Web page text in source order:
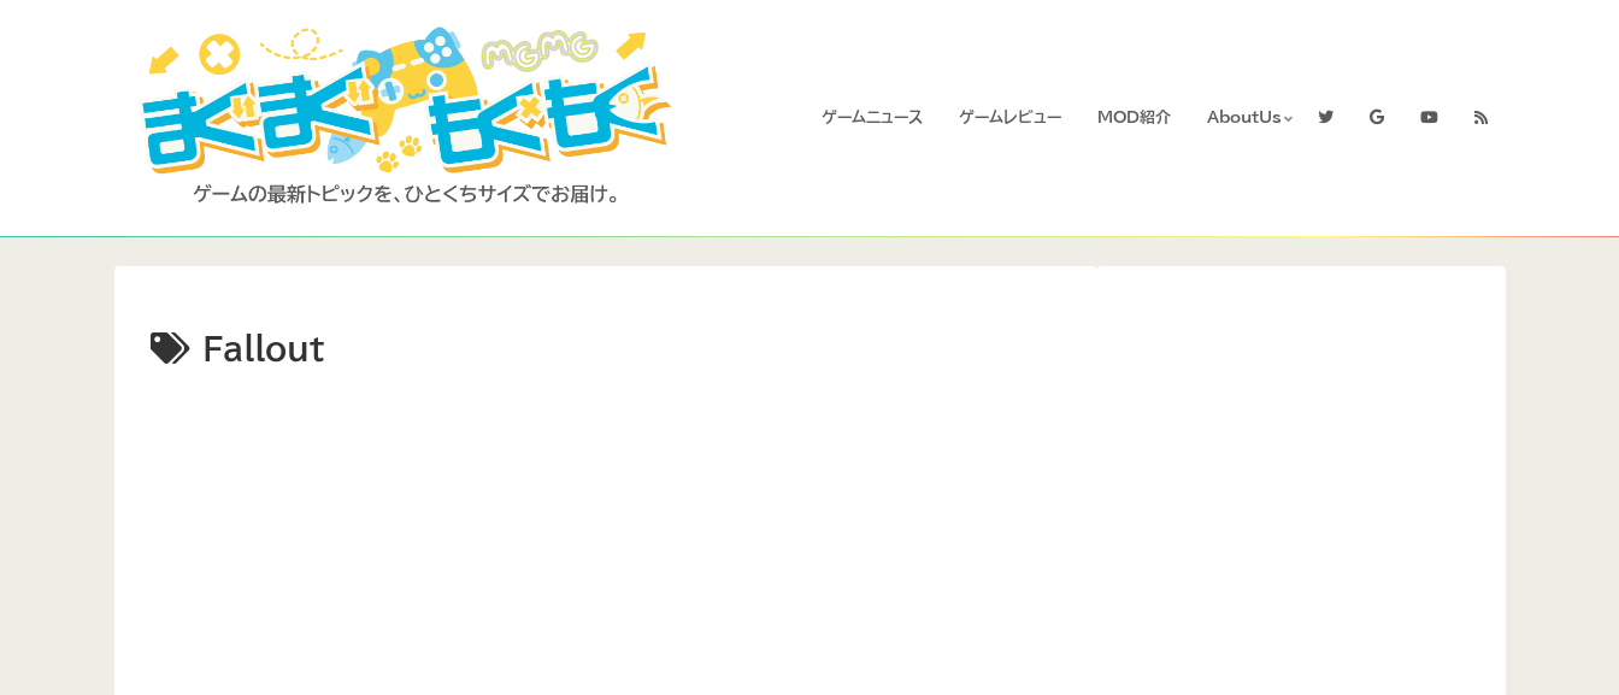
ゲームニュース ゲームレビュー MOD紹介 AboutUs
Fallout